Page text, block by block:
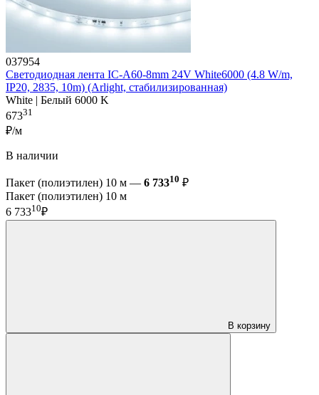
037954
Светодиодная лента IC-A60-8mm 24V White6000 (4.8 W/m,
IP20, 2835, 10m) (Arlight, стабилизированная)
White | Белый 6000 K
67331
₽/м
В наличии
Пакет (полиэтилен) 10 м — 6 73310 ₽
Пакет (полиэтилен) 10 м
6 73310₽
В корзину